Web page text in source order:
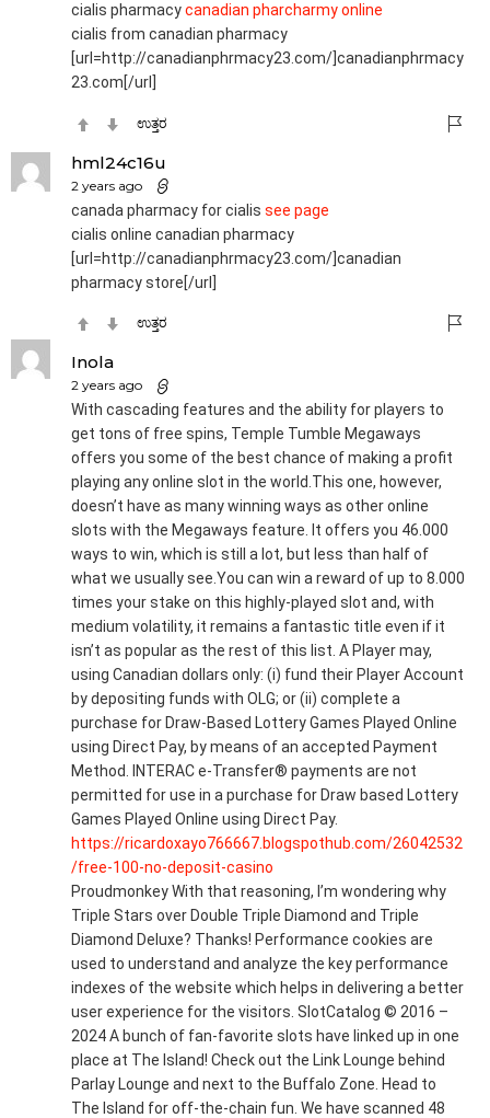
cialis pharmacycanadian pharcharmy online
cialis from canadian pharmacy
[url=http://canadianphrmacy23.com/]canadianphrmacy
23.com[/url]
ಉತ್ತರ
hml24c16u
2 years ago
canada pharmacy for cialis see page
cialis online canadian pharmacy
[url=http://canadianphrmacy23.com/]canadian
pharmacy store[/url]
ಉತ್ತರ
Inola
2 years ago
With cascading features and the ability for players to
get tons of free spins, Temple Tumble Megaways
offers you some of the best chance of making a profit
playing any online slot in the world.This one, however,
doesn’t have as many winning ways as other online
slots with the Megaways feature. It offers you 46.000
ways to win, which is still a lot, but less than half of
what we usually see.‍You can win a reward of up to 8.000
times your stake on this highly-played slot and, with
medium volatility, it remains a fantastic title even if it
isn’t as popular as the rest of this list. A Player may,
using Canadian dollars only: (i) fund their Player Account
by depositing funds with OLG; or (ii) complete a
purchase for Draw-Based Lottery Games Played Online
using Direct Pay, by means of an accepted Payment
Method. INTERAC e-Transfer® payments are not
permitted for use in a purchase for Draw based Lottery
Games Played Online using Direct Pay.
https://ricardoxayo766667.blogspothub.com/26042532
/free-100-no-deposit-casino
Proudmonkey With that reasoning, I’m wondering why
Triple Stars over Double Triple Diamond and Triple
Diamond Deluxe? Thanks! Performance cookies are
used to understand and analyze the key performance
indexes of the website which helps in delivering a better
user experience for the visitors. SlotCatalog © 2016 –
2024 A bunch of fan-favorite slots have linked up in one
place at The Island! Check out the Link Lounge behind
Parlay Lounge and next to the Buffalo Zone. Head to
The Island for off-the-chain fun. We have scanned 48